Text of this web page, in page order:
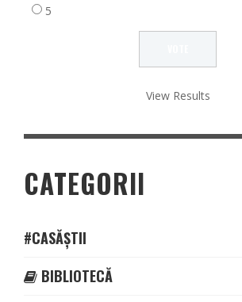
5
View Results
CATEGORII
#CASĂȘTII
BIBLIOTECĂ